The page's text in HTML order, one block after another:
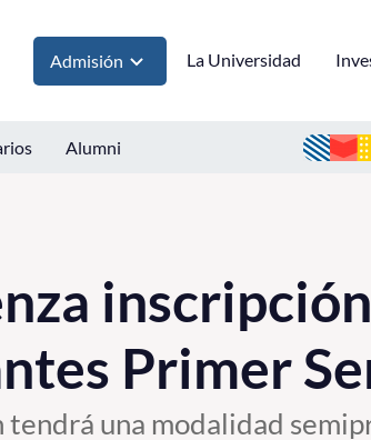
Admisión La Universidad
Alumni
Primer
tendrá una modalidad